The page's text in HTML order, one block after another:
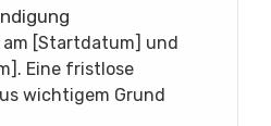
[Startdatum] und
Eine fristlose
wichtigem Grund